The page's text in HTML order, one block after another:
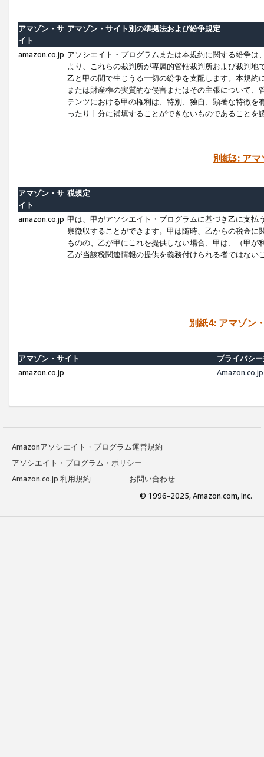
アマゾン・サ
イト
アマゾン・サイト別の準拠法および紛争規定
amazon.co.jp アソシエイト・プログラムまたは本規約に関する紛争
より、これらの裁判所が専属的管轄裁判所および裁判
乙と甲の間で生じうる一切の紛争を支配します。本規
または財産権の実質的な侵害またはその主張について
テンツにおける甲の権利は、特別、独自、顕著な特徴
ったり十分に補填することができないものであることを
別紙3: ア
アマゾン・サ
イト
税規定
amazon.co.jp 甲は、甲がアソシエイト・プログラムに基づき乙に支
泉徴収することができます。甲は随時、乙からの税金
ものの、乙が甲にこれを提供しない場合、甲は、（甲
乙が当該税関連情報の提供を義務付けられる者ではな
別紙4: アマゾン
アマゾン・サイト
プライバシ
amazon.co.jp
Amazonアソシエイト・プログラム運営規約
アソシエイト・プログラム・ポリシー
Amazon.co.jp 利用規約
お問い合わせ
© 1996-2025, Amazon.com, Inc.